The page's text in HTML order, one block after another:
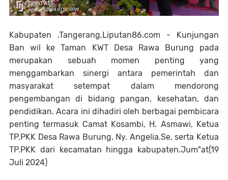
Kabupaten .Tangerang,Liputan86.com - Kunjungan
Ban wil ke Taman KWT Desa Rawa Burung pada
merupakan sebuah momen penting yang
menggambarkan sinergi antara pemerintah dan
masyarakat setempat dalam mendorong
pengembangan di bidang pangan, kesehatan, dan
pendidikan. Acara ini dihadiri oleh berbagai pembicara
penting termasuk Camat Kosambi, H. Asmawi, Ketua
TP.PKK Desa Rawa Burung, Ny. Angelia.Se, serta Ketua
TP.PKK dari kecamatan hingga kabupaten.Jum"at(19
Juli 2024)